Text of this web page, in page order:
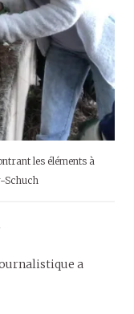
les éléments à
Schuch
a